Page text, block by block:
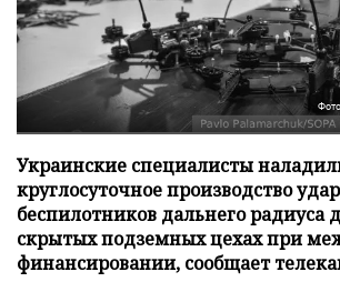
Украинские специалисты
круглосуточное производство
беспилотников дальнего радиуса
скрытых подземных цехах при
финансировании, сообщает